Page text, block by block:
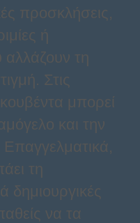
προσκλήσεις,
ή
τη
Στις
μπορεί
και την
τη
δημιουργικές
να τα